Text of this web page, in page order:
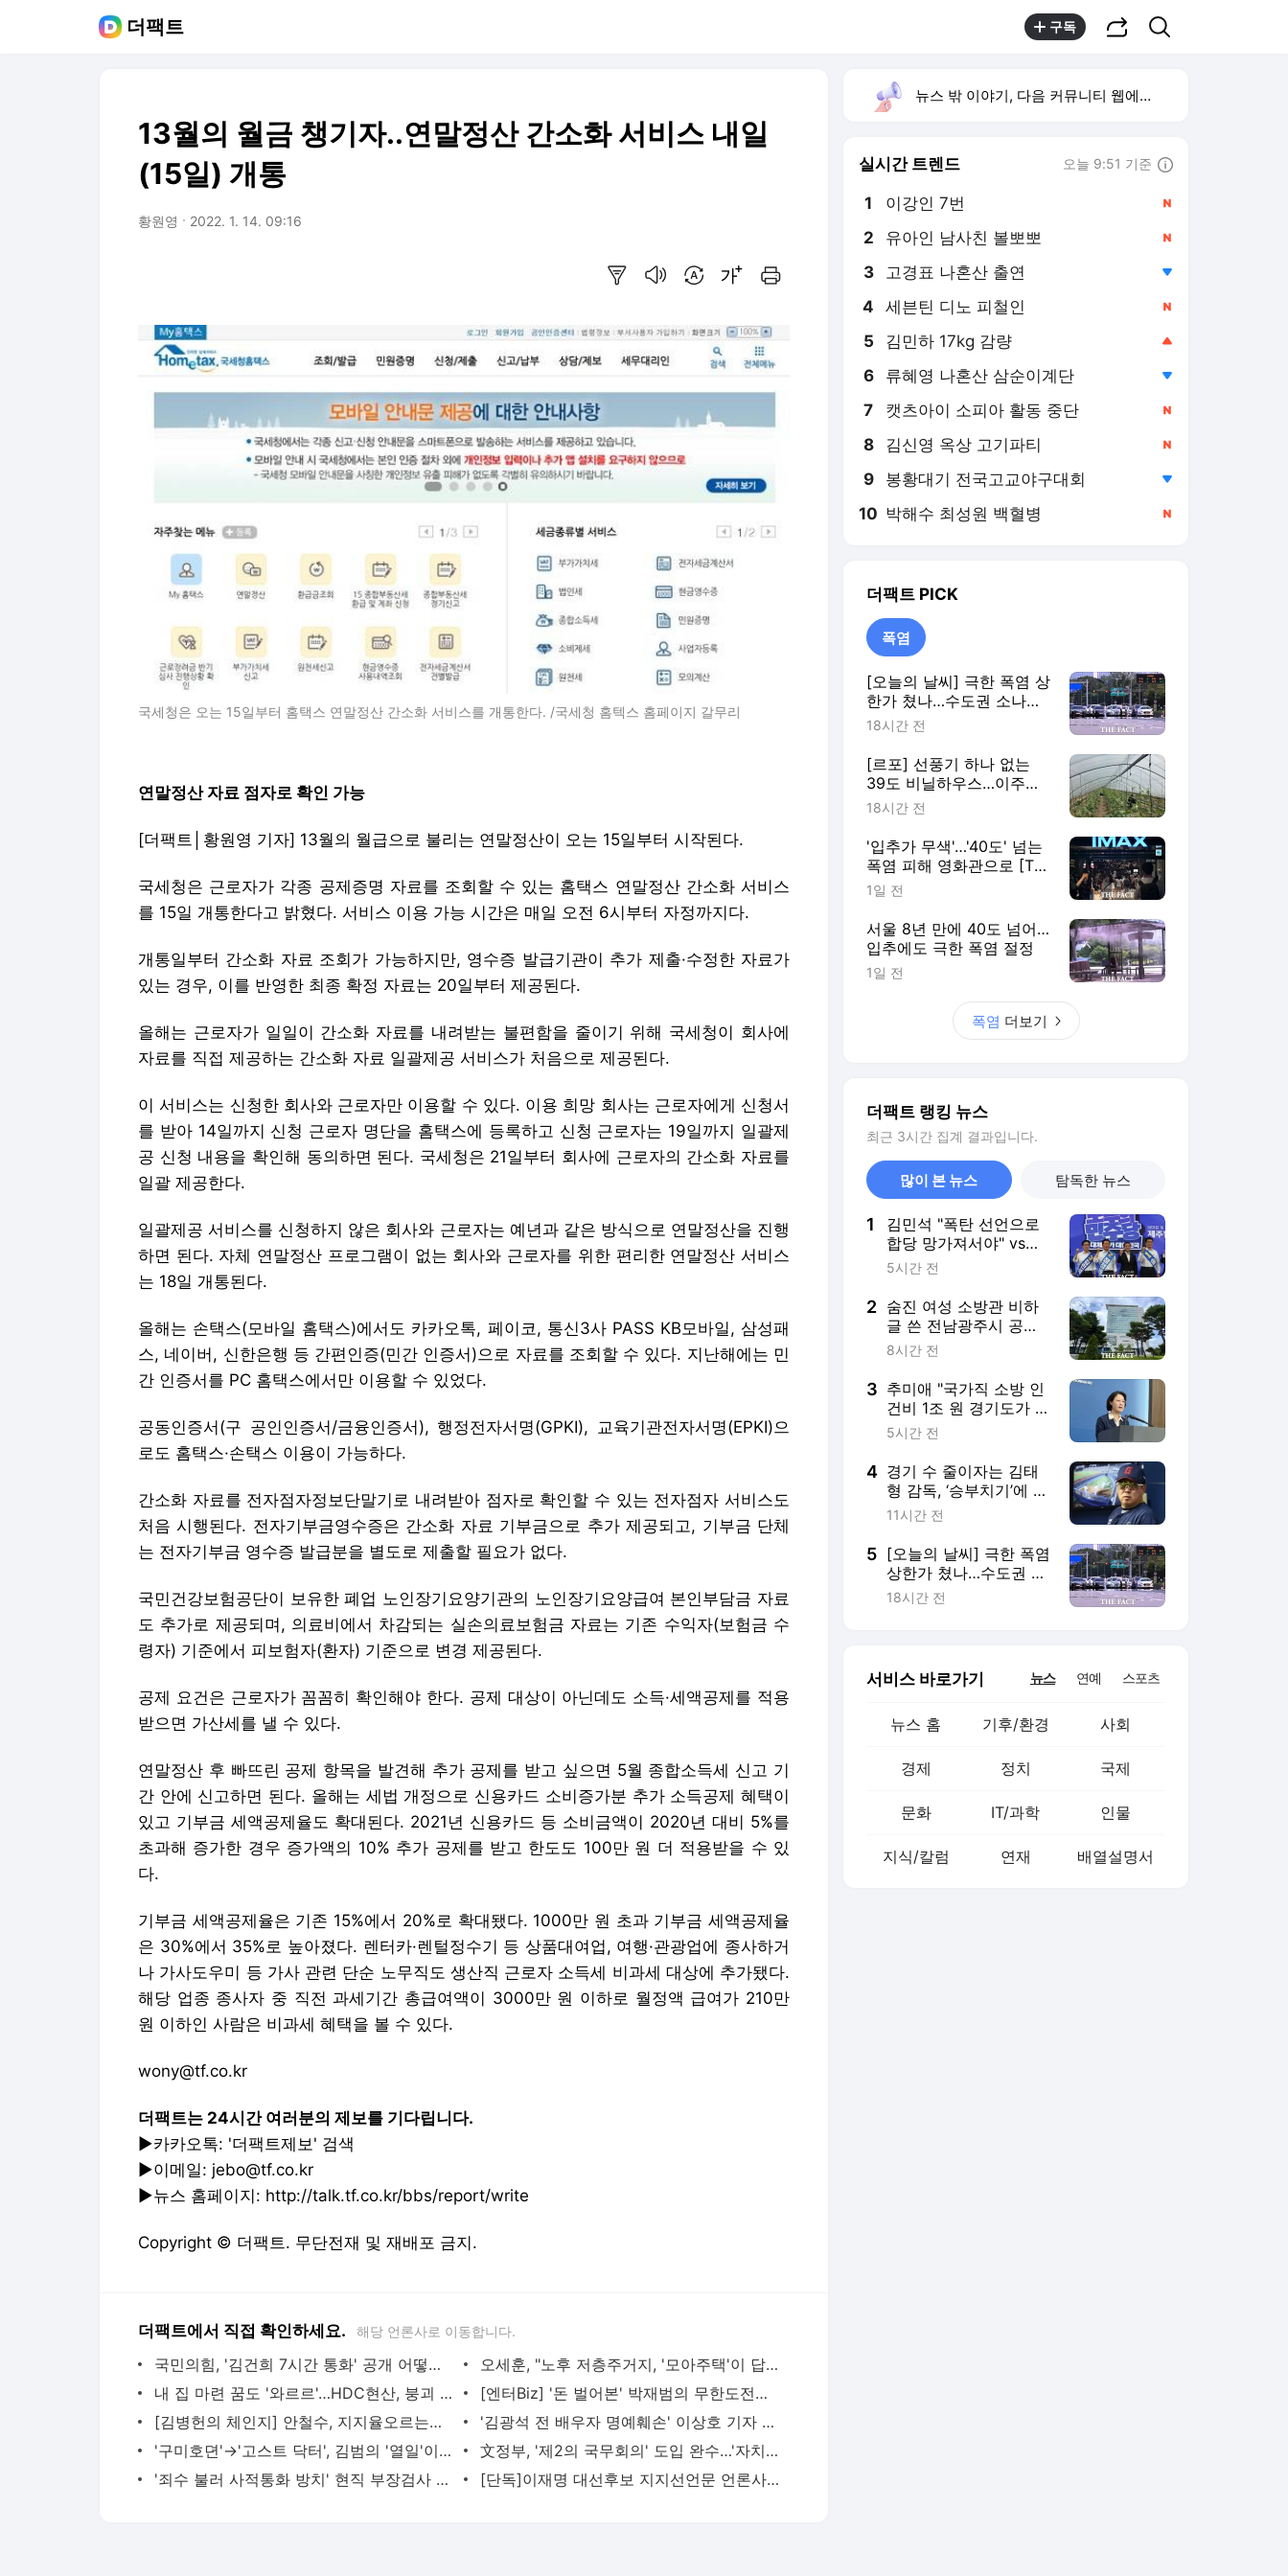
더팩트 구독
13월의 월금 챙기자..연말정산 간소화 서비스 내일
(15일) 개통
황원영 2022. 1. 14. 09:16
국세청은 오는 15일부터 홈택스 연말정산 간소화 서비스를 개통한다. /국세청 홈텍스 홈페이지 갈무리
연말정산 자료 점자로 확인 가능
[더팩트│황원영 기자] 13월의 월급으로 불리는 연말정산이 오는 15일부터 시작된다.
국세청은 근로자가 각종 공제증명 자료를 조회할 수 있는 홈택스 연말정산 간소화 서비스
를 15일 개통한다고 밝혔다. 서비스 이용 가능 시간은 매일 오전 6시부터 자정까지다.
개통일부터 간소화 자료 조회가 가능하지만, 영수증 발급기관이 추가 제출·수정한 자료가
있는 경우, 이를 반영한 최종 확정 자료는 20일부터 제공된다.
올해는 근로자가 일일이 간소화 자료를 내려받는 불편함을 줄이기 위해 국세청이 회사에
자료를 직접 제공하는 간소화 자료 일괄제공 서비스가 처음으로 제공된다.
이 서비스는 신청한 회사와 근로자만 이용할 수 있다. 이용 희망 회사는 근로자에게 신청서
를 받아 14일까지 신청 근로자 명단을 홈택스에 등록하고 신청 근로자는 19일까지 일괄제
공 신청 내용을 확인해 동의하면 된다. 국세청은 21일부터 회사에 근로자의 간소화 자료를
일괄 제공한다.
일괄제공 서비스를 신청하지 않은 회사와 근로자는 예년과 같은 방식으로 연말정산을 진행
하면 된다. 자체 연말정산 프로그램이 없는 회사와 근로자를 위한 편리한 연말정산 서비스
는 18일 개통된다.
올해는 손택스(모바일 홈택스)에서도 카카오톡, 페이코, 통신3사 PASS KB모바일, 삼성패
스, 네이버, 신한은행 등 간편인증(민간 인증서)으로 자료를 조회할 수 있다. 지난해에는 민
간 인증서를 PC 홈택스에서만 이용할 수 있었다.
공동인증서(구 공인인증서/금융인증서), 행정전자서명(GPKI), 교육기관전자서명(EPKI)으
로도 홈택스·손택스 이용이 가능하다.
간소화 자료를 전자점자정보단말기로 내려받아 점자로 확인할 수 있는 전자점자 서비스도
처음 시행된다. 전자기부금영수증은 간소화 자료 기부금으로 추가 제공되고, 기부금 단체
는 전자기부금 영수증 발급분을 별도로 제출할 필요가 없다.
국민건강보험공단이 보유한 폐업 노인장기요양기관의 노인장기요양급여 본인부담금 자료
도 추가로 제공되며, 의료비에서 차감되는 실손의료보험금 자료는 기존 수익자(보험금 수
령자) 기준에서 피보험자(환자) 기준으로 변경 제공된다.
공제 요건은 근로자가 꼼꼼히 확인해야 한다. 공제 대상이 아닌데도 소득·세액공제를 적용
받으면 가산세를 낼 수 있다.
연말정산 후 빠뜨린 공제 항목을 발견해 추가 공제를 받고 싶으면 5월 종합소득세 신고 기
간 안에 신고하면 된다. 올해는 세법 개정으로 신용카드 소비증가분 추가 소득공제 혜택이
있고 기부금 세액공제율도 확대된다. 2021년 신용카드 등 소비금액이 2020년 대비 5%를
초과해 증가한 경우 증가액의 10% 추가 공제를 받고 한도도 100만 원 더 적용받을 수 있
다.
기부금 세액공제율은 기존 15%에서 20%로 확대됐다. 1000만 원 초과 기부금 세액공제율
은 30%에서 35%로 높아졌다. 렌터카·렌털정수기 등 상품대여업, 여행·관광업에 종사하거
나 가사도우미 등 가사 관련 단순 노무직도 생산직 근로자 소득세 비과세 대상에 추가됐다.
해당 업종 종사자 중 직전 과세기간 총급여액이 3000만 원 이하로 월정액 급여가 210만
원 이하인 사람은 비과세 혜택을 볼 수 있다.
wony@tf.co.kr
더팩트는 24시간 여러분의 제보를 기다립니다.
▶카카오톡: '더팩트제보' 검색
▶이메일: jebo@tf.co.kr
▶뉴스 홈페이지: http://talk.tf.co.kr/bbs/report/write
Copyright © 더팩트. 무단전재 및 재배포 금지.
더팩트에서 직접 확인하세요. 해당 언론사로 이동합니다.
국민의힘, '김건희 7시간 통화' 공개 어떻게든 막아라
오세훈, "노후 저층주거지, '모아주택'이 답이죠" (영상)
내 집 마련 꿈도 '와르르'…HDC현산, 붕괴 아파트 입주민 대책있나
[엔터Biz] '돈 벌어본' 박재범의 무한도전이 기대되는 이유
[김병헌의 체인지] 안철수, 지지율오르는데 뭘해야 될까?
'김광석 전 배우자 명예훼손' 이상호 기자 무죄 확정
'구미호뎐'→'고스트 닥터', 김범의 '열일'이 반가운 이유 [TF초점]
文정부, '제2의 국무회의' 도입 완수…'자치분권2.0 시대' 열렸다
'죄수 불러 사적통화 방치' 현직 부장검사 견책 징계
[단독]이재명 대선후보 지지선언문 언론사에 뿌린 안동시…경찰 조사착수
뉴스 밖 이야기, 다음 커뮤니티 웹에서 보기
실시간 트렌드 오늘 9:51 기준
1 이강인 7번
2 유아인 남사친 볼뽀뽀
3 고경표 나혼산 출연
4 세븐틴 디노 피철인
5 김민하 17kg 감량
6 류혜영 나혼산 삼순이계단
7 캣츠아이 소피아 활동 중단
8 김신영 옥상 고기파티
9 봉황대기 전국고교야구대회
10 박해수 최성원 백혈병
더팩트 PICK
폭염
[오늘의 날씨] 극한 폭염 상
한가 쳤나…수도권 소나기,
동해안에 폭우
18시간 전
[르포] 선풍기 하나 없는
39도 비닐하우스…이주노
동자의 '악몽같은 폭염'
18시간 전
'입추가 무색'…'40도' 넘는
폭염 피해 영화관으로 [TF
사진관]
1일 전
서울 8년 만에 40도 넘어…
입추에도 극한 폭염 절정
1일 전
폭염 더보기
더팩트 랭킹 뉴스
최근 3시간 집계 결과입니다.
많이 본 뉴스 탐독한 뉴스
1
김민석 "폭탄 선언으로
합당 망가져서야" vs
"정청래 "남 탓 전문가"
5시간 전
2 숨진 여성 소방관 비하
글 쓴 전남광주시 공무
원 입건
8시간 전
3 추미애 "국가직 소방 인
건비 1조 원 경기도가 대
납…재정개혁 시급"
5시간 전
4 경기 수 줄이자는 김태
형 감독, ‘승부치기’에 대
한 입장부터 밝혀야 [김
11시간 전
5 [오늘의 날씨] 극한 폭염
상한가 쳤나…수도권 소
나기, 동해안에 폭우
18시간 전
서비스 바로가기 뉴스 연예 스포츠
뉴스 홈 기후/환경 사회
경제 정치 국제
문화 IT/과학 인물
지식/칼럼 연재 배열설명서